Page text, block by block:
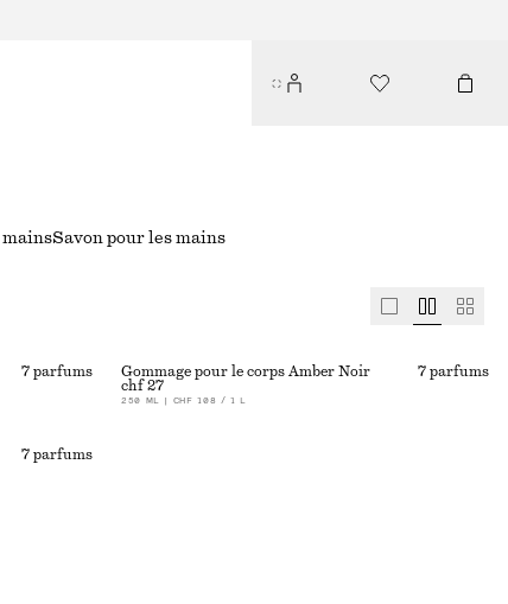
Savon pour les mains
7 parfums
Gommage pour le corps Amber Noir
chf 27
250 ML | CHF 108 / 1 L
7 parfums
7 parfums